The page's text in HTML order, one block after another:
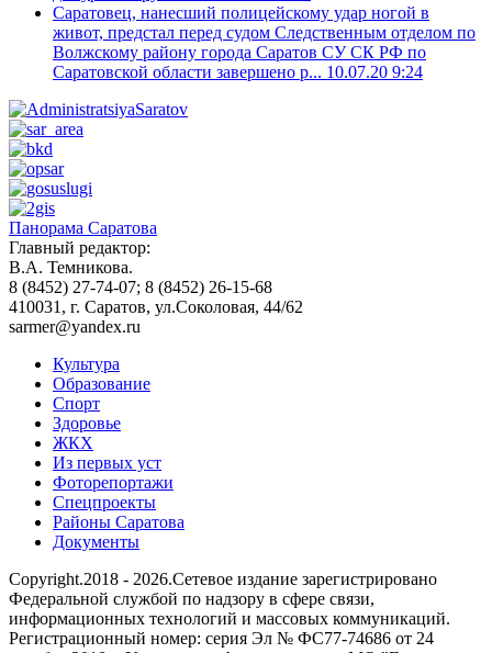
Саратовец, нанесший полицейскому удар ногой в
живот, предстал перед судом Следственным отделом по
Волжскому району города Саратов СУ СК РФ по
Саратовской области завершено р... 10.07.20 9:24
Панорама Саратова
Главный редактор:
В.А. Темникова.
8 (8452) 27-74-07; 8 (8452) 26-15-68
410031, г. Саратов, ул.Соколовая, 44/62
sarmer@yandex.ru
Культура
Образование
Спорт
Здоровье
ЖКХ
Из пеpвых уст
Фоторепортажи
Спецпроекты
Районы Саратова
Документы
Copyright.2018 - 2026.Сетевое издание зарегистрировано
Федеральной службой по надзору в сфере связи,
информационных технологий и массовых коммуникаций.
Регистрационный номер: серия Эл № ФС77-74686 от 24